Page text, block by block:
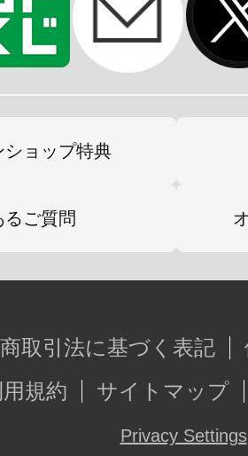
ショップ特典
るご質問
取引法に基づく表記
規約
サイトマップ
Privacy Settings